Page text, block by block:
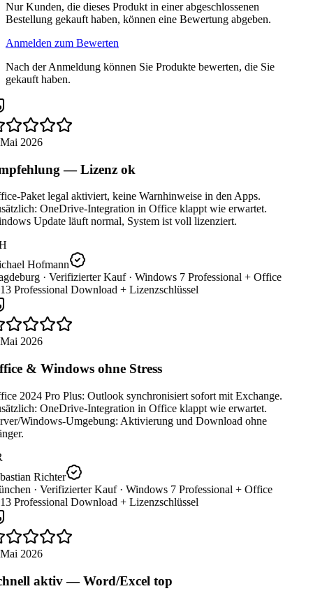
Nur Kunden, die dieses Produkt in einer abgeschlossenen
Bestellung gekauft haben, können eine Bewertung abgeben.
Anmelden zum Bewerten
Nach der Anmeldung können Sie Produkte bewerten, die Sie
gekauft haben.
2026
— Lizenz ok
Paket legal aktiviert, keine Warnhinweise in den Apps.
OneDrive-Integration in Office klappt wie erwartet.
Update läuft normal, System ist voll lizenziert.
Hofmann
· Verifizierter Kauf · Windows 7 Professional + Office
Professional Download + Lizenzschlüssel
2026
& Windows ohne Stress
2024 Pro Plus: Outlook synchronisiert sofort mit Exchange.
OneDrive-Integration in Office klappt wie erwartet.
Windows-Umgebung: Aktivierung und Download ohne
Richter
· Verifizierter Kauf · Windows 7 Professional + Office
Professional Download + Lizenzschlüssel
2026
aktiv — Word/Excel top